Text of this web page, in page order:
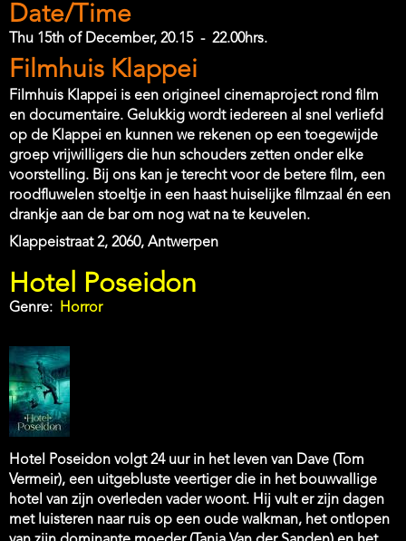
Date/Time
Thu 15th of December, 20.15 - 22.00hrs.
Location
Filmhuis Klappei
Filmhuis Klappei is een origineel cinemaproject rond film
en documentaire. Gelukkig wordt iedereen al snel verliefd
op de Klappei en kunnen we rekenen op een toegewijde
groep vrijwilligers die hun schouders zetten onder elke
voorstelling. Bij ons kan je terecht voor de betere film, een
roodfluwelen stoeltje in een haast huiselijke filmzaal én een
drankje aan de bar om nog wat na te keuvelen.
Address
Klappeistraat 2, 2060, Antwerpen
Hotel Poseidon
Genre Horror
Hotel Poseidon volgt 24 uur in het leven van Dave (Tom
Vermeir), een uitgebluste veertiger die in het bouwvallige
hotel van zijn overleden vader woont. Hij vult er zijn dagen
met luisteren naar ruis op een oude walkman, het ontlopen